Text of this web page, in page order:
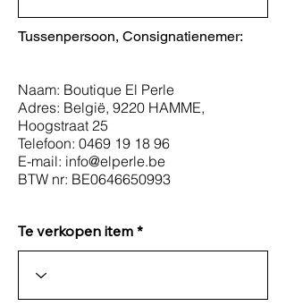
Tussenpersoon, Consignatienemer:
Naam: Boutique El Perle
Adres: België, 9220 HAMME,
Hoogstraat 25
Telefoon: 0469 19 18 96
E-mail: info@elperle.be
BTW nr: BE0646650993
Te verkopen item